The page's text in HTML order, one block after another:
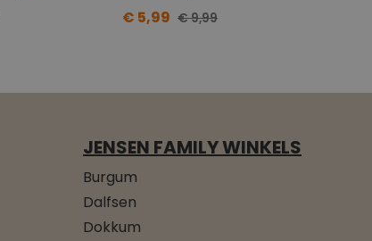
€ 5,99 € 9,99
JENSEN FAMILY WINKELS
Burgum
Dalfsen
Dokkum